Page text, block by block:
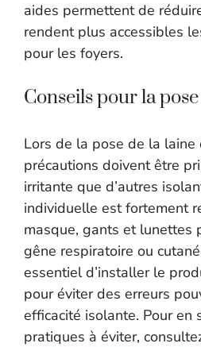
aides permettent de
rendent plus accessibles
pour les foyers.
Conseils pour la
Lors de la pose de la laine
précautions doivent être
irritante que d’autres
individuelle est fortement
masque, gants et lunettes
gêne respiratoire ou
essentiel d’installer le
pour éviter des erreurs
efficacité isolante. Pour en
pratiques à éviter,